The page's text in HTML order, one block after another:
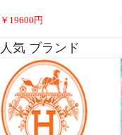
￥ 19600 円
人気 ブランド